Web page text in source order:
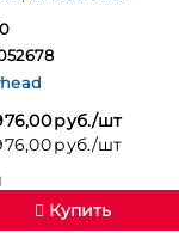
руб./шт
руб./шт
Купить